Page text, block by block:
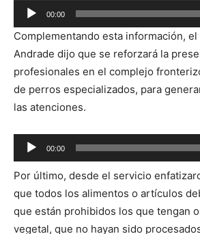
Reproductor
de
audio
00:00
Complementando esta información,
Andrade dijo que se reforzará la
profesionales en el complejo
de perros especializados, para
las atenciones.
Reproductor
de
audio
00:00
Por último, desde el servicio
que todos los alimentos o artículos
que están prohibidos los que tengan
vegetal, que no hayan sido